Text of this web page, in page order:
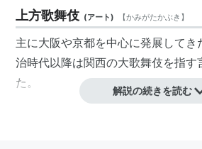
上方歌舞伎 (アート) 【かみがたかぶき 】
主に大阪や京都を中心に発展してき
治時代以降は関西の大歌舞伎を指す
た。
解説の続きを読む